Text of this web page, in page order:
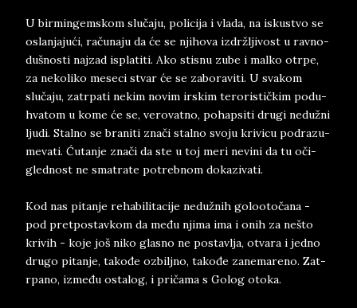
U bir­min­gem­skom slučaju, po­li­ci­ja i vla­da, na is­ku­stvo se
oslan­jajući, računa­ju ­da će se n­ji­ho­va izdržlji­vo­st u rav­no­
dušnosti naj­za­d i­spla­ti­ti. Ako sti­snu zube i mal­ko otr­pe,
za ne­ko­li­ko me­se­ci stvar će se za­bo­ra­vi­ti. U sva­kom
slučaju, za­tr­pa­ti ne­kim no­vim ir­skim te­ro­ri­stičkim po­du­
hva­tom u kome će se, ve­ro­vat­no, po­hap­si­ti dru­gi nedužni
lju­di. Stal­no se bra­ni­ti znači stal­no svo­ju kri­vi­cu pod­ra­zu­
me­va­ti. Ćutan­je znači da ste u toj meri ne­vi­ni da tu oči­
gled­nost ne sma­tra­te po­treb­nom do­ka­zi­va­ti.
Kod nas pi­tan­je re­ha­bi­li­ta­ci­je nedužnih go­lo­o­točana -
pod pretpo­stav­kom da među nji­ma ima i onih za nešto
kri­vih - ko­je ­još niko gla­sno ne po­stav­lja, otva­ra i jed­no
dru­go pi­tan­je, takođe ozbi­lj­no, takođe za­ne­ma­re­no. Zat­
rpa­no, između osta­log, i pričama s Go­log oto­ka.